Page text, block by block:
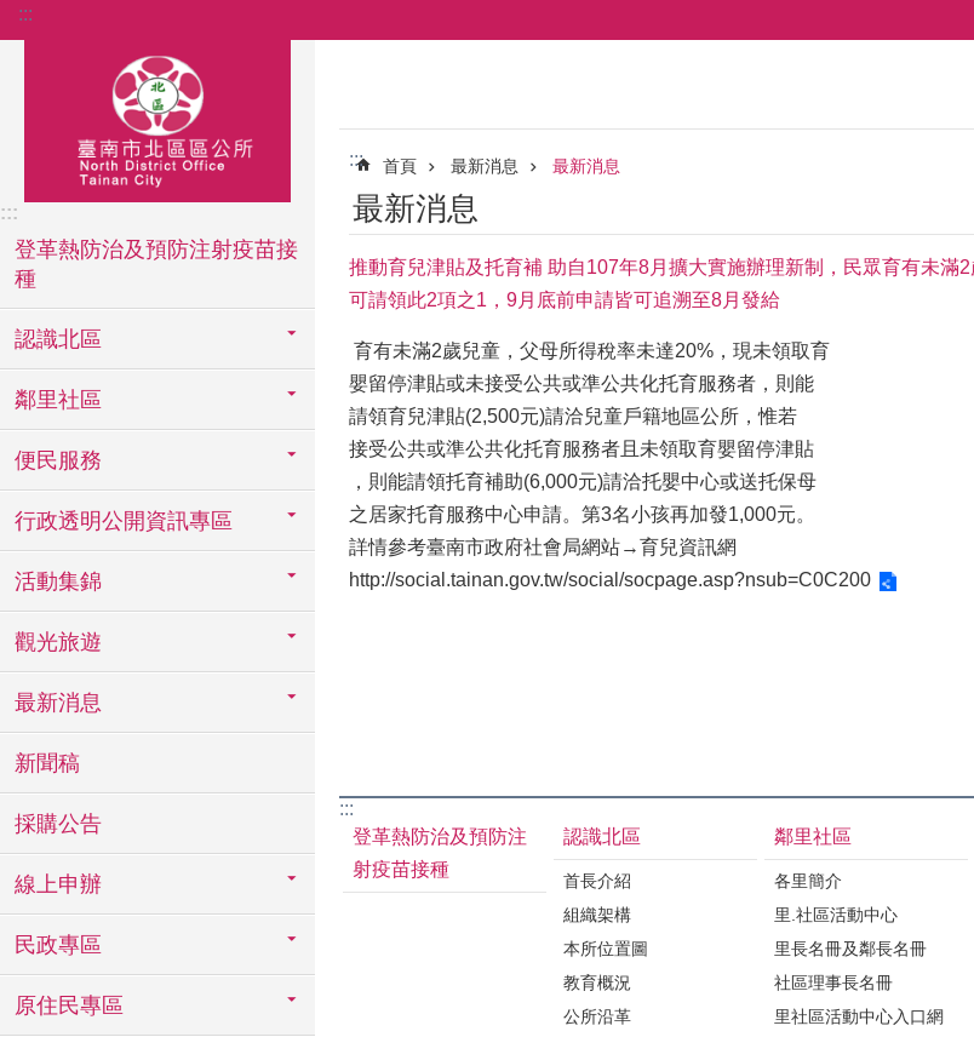
跳到主要內容區塊
:::
:::
登革熱防治及預防注射疫苗接
種
認識北區
鄰里社區
便民服務
行政透明公開資訊專區
活動集錦
觀光旅遊
最新消息
新聞稿
採購公告
線上申辦
民政專區
原住民專區
::: 首頁 最新消息 最新消息
最新消息
推動育兒津貼及托育補 助自107年8月擴大實施辦理新制，民眾育有未
可請領此2項之1，9月底前申請皆可追溯至8月發給
育有未滿2歲兒童，父母所得稅率未達20%，現未領取育
嬰留停津貼或未接受公共或準公共化托育服務者，則能
請領育兒津貼(2,500元)請洽兒童戶籍地區公所，惟若
接受公共或準公共化托育服務者且未領取育嬰留停津貼
，則能請領托育補助(6,000元)請洽托嬰中心或送托保母
之居家托育服務中心申請。第3名小孩再加發1,000元。
詳情參考臺南市政府社會局網站→育兒資訊網
http://social.tainan.gov.tw/social/socpage.asp?nsub=C0C200
:::
登革熱防治及預防注
射疫苗接種
認識北區
首長介紹
組織架構
本所位置圖
教育概況
公所沿革
鄰里社區
各里簡介
里.社區活動中心
里長名冊及鄰長名冊
社區理事長名冊
里社區活動中心入口網